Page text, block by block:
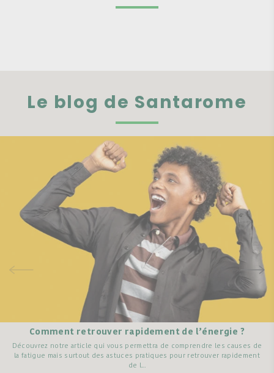
Le blog de Santarome
Comment retrouver rapidement de l’énergie ?
Découvrez notre article qui vous permettra de comprendre les causes de
la fatigue mais surtout des astuces pratiques pour retrouver rapidement
de l...